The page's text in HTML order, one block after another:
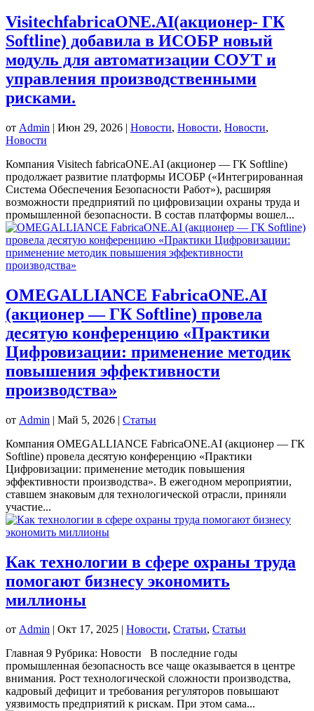
VisitechfabricaONE.AI(акционер- ГК
Softline) добавила в ИСОБР новый
модуль для автоматизации СОУТ и
управления производственными
рисками.
от Admin | Июн 29, 2026 | Новости, Новости, Новости,
Новости
Компания Visitech fabricaONE.AI (акционер — ГК Softline)
продолжает развитие платформы ИСОБР («Интегрированная
Система Обеспечения Безопасности Работ»), расширяя
возможности предприятий по цифровизации охраны труда и
промышленной безопасности. В состав платформы вошел...
OMEGALLIANCE FabricaONE.AI
(акционер — ГК Softline) провела
десятую конференцию «Практики
Цифровизации: применение методик
повышения эффективности
производства»
от Admin | Май 5, 2026 | Статьи
Компания OMEGALLIANCE FabricaONE.AI (акционер — ГК
Softline) провела десятую конференцию «Практики
Цифровизации: применение методик повышения
эффективности производства». В ежегодном мероприятии,
ставшем знаковым для технологической отрасли, приняли
участие...
Как технологии в сфере охраны труда
помогают бизнесу экономить
миллионы
от Admin | Окт 17, 2025 | Новости, Статьи, Статьи
Главная 9 Рубрика: Новости В последние годы
промышленная безопасность все чаще оказывается в центре
внимания. Рост технологической сложности производства,
кадровый дефицит и требования регуляторов повышают
уязвимость предприятий к рискам. При этом сама...